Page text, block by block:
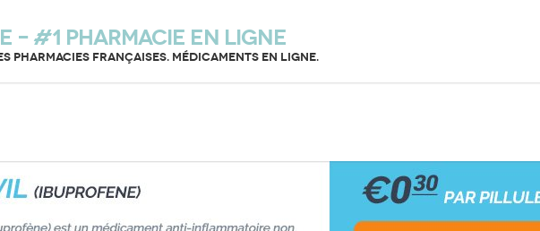
– #1 Pharmacie en ligne
pharmacies françaises. Médicaments en ligne.